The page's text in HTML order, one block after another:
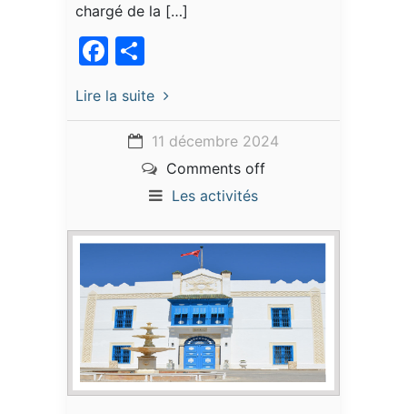
chargé de la […]
Facebook
Lire la suite
11 décembre 2024
Comments off
Les activités